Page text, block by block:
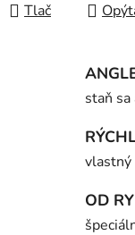
Tlač
staň
vlastný
OD